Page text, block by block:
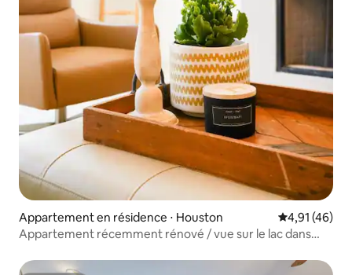
Appartement en résidence ⋅ Houston Évaluation
4,91 (46)
Appartement récemment rénové / vue sur le lac dans